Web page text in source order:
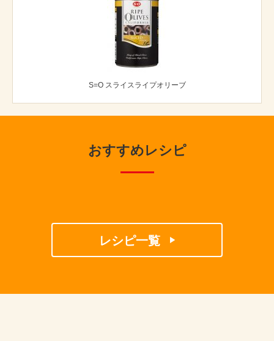
S=O スライスライプオリーブ
おすすめレシピ
レシピ一覧